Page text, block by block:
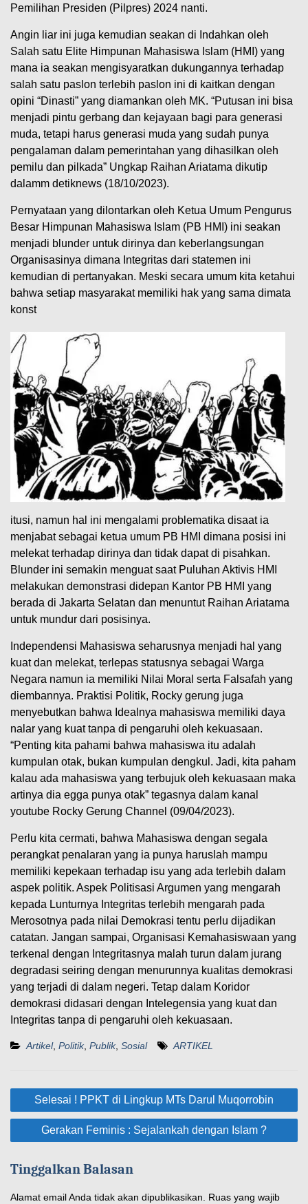
Pemilihan Presiden (Pilpres) 2024 nanti.
Angin liar ini juga kemudian seakan di Indahkan oleh
Salah satu Elite Himpunan Mahasiswa Islam (HMI) yang
mana ia seakan mengisyaratkan dukungannya terhadap
salah satu paslon terlebih paslon ini di kaitkan dengan
opini “Dinasti” yang diamankan oleh MK. “Putusan ini bisa
menjadi pintu gerbang dan kejayaan bagi para generasi
muda, tetapi harus generasi muda yang sudah punya
pengalaman dalam pemerintahan yang dihasilkan oleh
pemilu dan pilkada” Ungkap Raihan Ariatama dikutip
dalamm detiknews (18/10/2023).
Pernyataan yang dilontarkan oleh Ketua Umum Pengurus
Besar Himpunan Mahasiswa Islam (PB HMI) ini seakan
menjadi blunder untuk dirinya dan keberlangsungan
Organisasinya dimana Integritas dari statemen ini
kemudian di pertanyakan. Meski secara umum kita ketahui
bahwa setiap masyarakat memiliki hak yang sama dimata
konst
itusi, namun hal ini mengalami problematika disaat ia
menjabat sebagai ketua umum PB HMI dimana posisi ini
melekat terhadap dirinya dan tidak dapat di pisahkan.
Blunder ini semakin menguat saat Puluhan Aktivis HMI
melakukan demonstrasi didepan Kantor PB HMI yang
berada di Jakarta Selatan dan menuntut Raihan Ariatama
untuk mundur dari posisinya.
Independensi Mahasiswa seharusnya menjadi hal yang
kuat dan melekat, terlepas statusnya sebagai Warga
Negara namun ia memiliki Nilai Moral serta Falsafah yang
diembannya. Praktisi Politik, Rocky gerung juga
menyebutkan bahwa Idealnya mahasiswa memiliki daya
nalar yang kuat tanpa di pengaruhi oleh kekuasaan.
“Penting kita pahami bahwa mahasiswa itu adalah
kumpulan otak, bukan kumpulan dengkul. Jadi, kita paham
kalau ada mahasiswa yang terbujuk oleh kekuasaan maka
artinya dia egga punya otak” tegasnya dalam kanal
youtube Rocky Gerung Channel (09/04/2023).
Perlu kita cermati, bahwa Mahasiswa dengan segala
perangkat penalaran yang ia punya haruslah mampu
memiliki kepekaan terhadap isu yang ada terlebih dalam
aspek politik. Aspek Politisasi Argumen yang mengarah
kepada Lunturnya Integritas terlebih mengarah pada
Merosotnya pada nilai Demokrasi tentu perlu dijadikan
catatan. Jangan sampai, Organisasi Kemahasiswaan yang
terkenal dengan Integritasnya malah turun dalam jurang
degradasi seiring dengan menurunnya kualitas demokrasi
yang terjadi di dalam negeri. Tetap dalam Koridor
demokrasi didasari dengan Intelegensia yang kuat dan
Integritas tanpa di pengaruhi oleh kekuasaan.
Artikel, Politik, Publik, Sosial ARTIKEL
Navigasi
pos
Selesai ! PPKT di Lingkup MTs Darul Muqorrobin
Gerakan Feminis : Sejalankah dengan Islam ?
Tinggalkan Balasan
Alamat email Anda tidak akan dipublikasikan. Ruas yang wajib